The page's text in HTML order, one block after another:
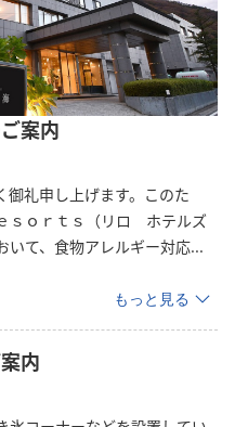
案内
御礼申し上げます。このた
ｓｏｒｔｓ（リロ ホテルズ
いて、食物アレルギー対応...
もっと見る
内